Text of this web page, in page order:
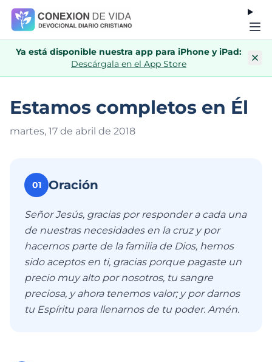
Ya está disponible nuestra app para iPhone y iPad:
Descárgala en el App Store
Estamos completos en Él
martes, 17 de abril de 2018
01 Oración
Señor Jesús, gracias por responder a cada una
de nuestras necesidades en la cruz y por
hacernos parte de la familia de Dios, hemos
sido aceptos en ti, gracias porque pagaste un
precio muy alto por nosotros, tu sangre
preciosa, y ahora tenemos valor; y por darnos
tu Espíritu para llenarnos de tu poder. Amén.